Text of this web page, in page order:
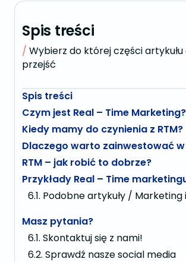
Spis treści
Wybierz do której części
przejść
Spis treści
Czym jest Real – Time Marketing?
Kiedy mamy do czynienia z RTM?
Dlaczego warto zainwestować w
RTM – jak robić to dobrze?
Przykłady Real – Time
Podobne artykuły /
Masz pytania?
Skontaktuj się z nami!
Sprawdź nasze social media